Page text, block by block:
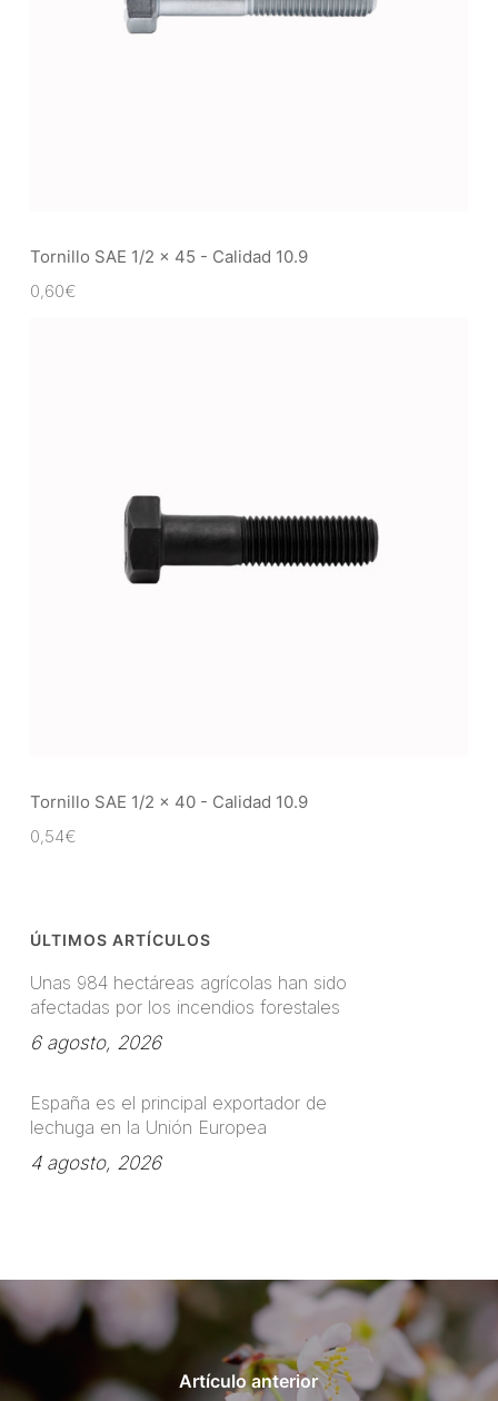
Tornillo SAE 1/2 x 45 - Calidad 10.9
0,60€
Tornillo SAE 1/2 x 40 - Calidad 10.9
0,54€
ÚLTIMOS ARTÍCULOS
Unas 984 hectáreas agrícolas han sido
afectadas por los incendios forestales
6 agosto, 2026
España es el principal exportador de
lechuga en la Unión Europea
4 agosto, 2026
Artículo anterior